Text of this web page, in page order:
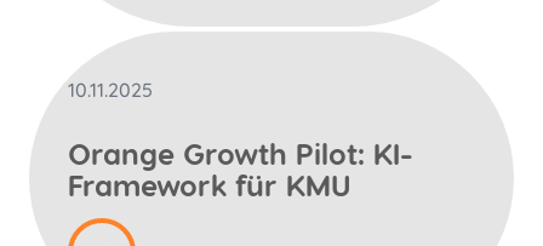
10.11.2025
Orange Growth Pilot: KI-
Framework für KMU